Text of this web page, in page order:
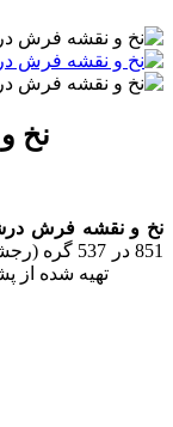
نخ
نخ و نقشهفرش
تهیه شده از